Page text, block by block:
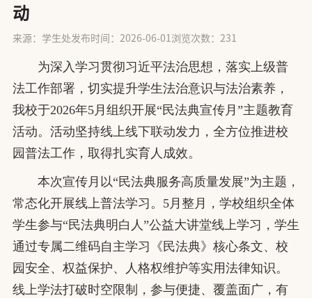
动
来源：学生处 发布时间：2026-06-01 浏览次数： 231
为深入学习贯彻习近平法治思想，落实上级普
法工作部署，切实提升学生法治意识与法治素养，
我校于2026年5月组织开展“民法典宣传月”主题教育
活动。活动坚持线上线下联动发力，全方位推进校
园普法工作，取得扎实育人成效。
本次宣传月以“民法典服务高质量发展”为主题，
常态化开展线上普法学习。5月整月，学校组织全体
学生参与“民法典明白人”公益大讲堂线上学习，学生
通过专属二维码自主学习《民法典》核心条文、校
园安全、权益保护、人格权维护等实用法律知识。
线上学法打破时空限制，参与便捷、覆盖面广，有